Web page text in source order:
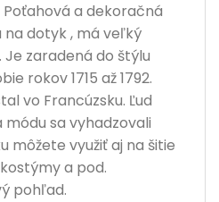
a dekoračná
dotyk , má veľký
zaradená do štýlu
rokov 1715 až 1792.
vo Francúzsku. Ľud
módu sa vyhadzovali
môžete využiť aj na šitie
a pod.
pohľad.